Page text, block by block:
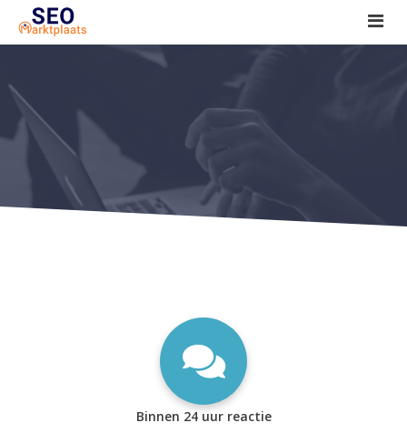
SEO tools reviews
Marketeer bij jou in de buurt?
Offerte
1. Seo voor beginners +
2. Onderzoeken +
Binnen 24 uur reactie